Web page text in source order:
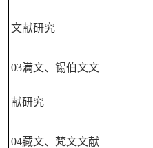
文献研究
03满文、锡伯文文
献研究
04藏文、梵文文献